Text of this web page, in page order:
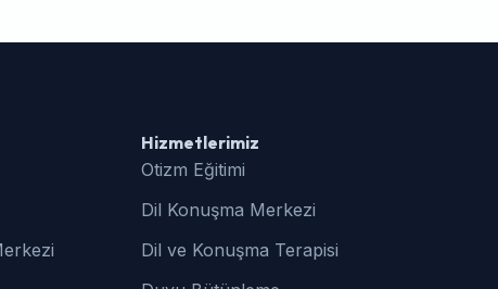
Hizmetlerimiz
Otizm Eğitimi
Dil Konuşma Merkezi
Dil ve Konuşma Terapisi